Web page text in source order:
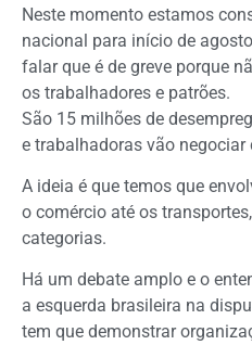
Neste momento estamos
nacional para início de
falar que é de greve porque
os trabalhadores e patrões.
São 15 milhões de
e trabalhadoras vão negociar
A ideia é que temos que
o comércio até os
categorias.
Há um debate amplo e o
a esquerda brasileira na
tem que demonstrar